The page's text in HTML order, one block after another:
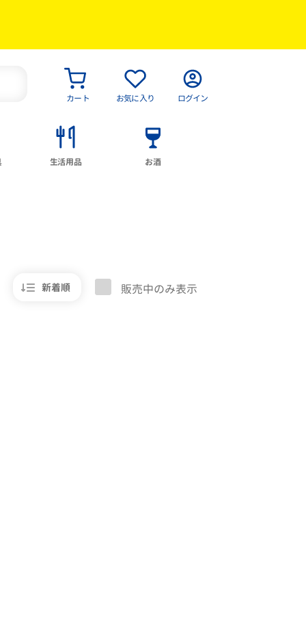
カート お気に入り ログイン
生活用品 お酒
新着順 販売中のみ表示